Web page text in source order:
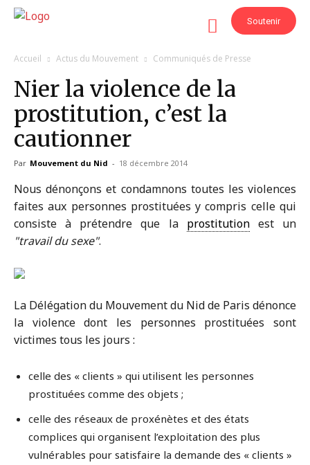
Soutenir
Accueil Actus du Mouvement Communiqués de Presse
Nier la violence de la
prostitution, c’est la
cautionner
Par Mouvement du Nid - 18 décembre 2014
Nous dénonçons et condamnons toutes les violences
faites aux personnes prostituées y compris celle qui
consiste à prétendre que la prostitutionest un
travail du sexe .
La Délégation du Mouvement du Nid de Paris dénonce
la violence dont les personnes prostituées sont
victimes tous les jours :
celle des « clients » qui utilisent les personnes
prostituées comme des objets ;
celle des réseaux de proxénètes et des états
complices qui organisent l’exploitation des plus
vulnérables pour satisfaire la demande des « clients »